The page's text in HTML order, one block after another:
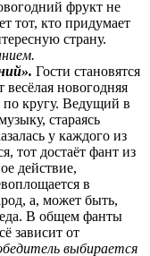
фрукт не
тот, кто придумает
страну.
Гости становятся
весёлая новогодняя
кругу. Ведущий в
стараясь
у каждого из
тот достаёт фант из
действие,
в
а, может быть,
В общем фанты
зависит от
выбирается